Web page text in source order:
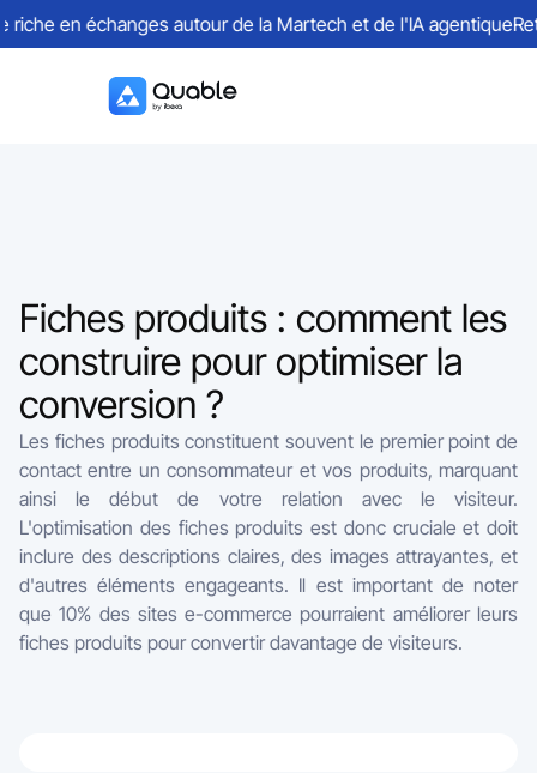
Fiches produits : comment les
construire pour optimiser la
conversion ?
Les fiches produits constituent souvent le premier point de
contact entre un consommateur et vos produits, marquant
ainsi le début de votre relation avec le visiteur.
L'optimisation des fiches produits est donc cruciale et doit
inclure des descriptions claires, des images attrayantes, et
d'autres éléments engageants. Il est important de noter
que 10% des sites e-commerce pourraient améliorer leurs
fiches produits pour convertir davantage de visiteurs.
en échanges autour de la Martech et de l'IA agentique